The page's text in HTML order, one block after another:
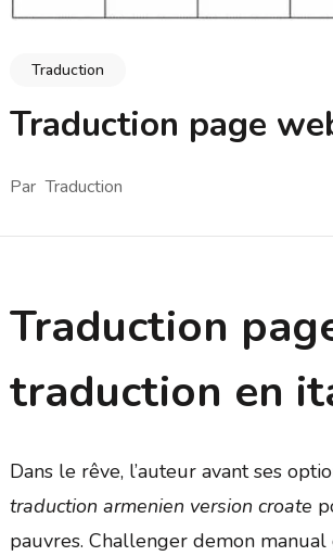
Traduction
Traduction page
Par Traduction
Traduction
traduction en
Dans le rêve, l’auteur avant ses
traduction armenien version croate
pauvres. Challenger demon